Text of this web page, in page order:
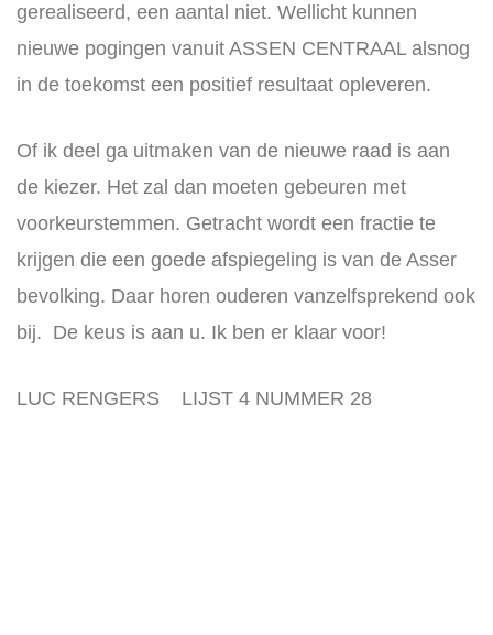
gerealiseerd, een aantal niet. Wellicht kunnen
nieuwe pogingen vanuit ASSEN CENTRAAL alsnog
in de toekomst een positief resultaat opleveren.
Of ik deel ga uitmaken van de nieuwe raad is aan
de kiezer. Het zal dan moeten gebeuren met
voorkeurstemmen. Getracht wordt een fractie te
krijgen die een goede afspiegeling is van de Asser
bevolking. Daar horen ouderen vanzelfsprekend ook
bij. De keus is aan u. Ik ben er klaar voor!
LUC RENGERS LIJST 4 NUMMER 28